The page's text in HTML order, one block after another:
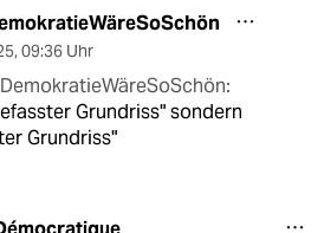
, 09:36 Uhr
Grundriss" sondern
Grundriss"